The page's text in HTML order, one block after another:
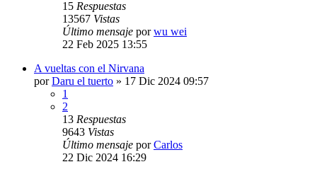
15 Respuestas
13567 Vistas
Último mensaje porwu wei
22 Feb 2025 13:55
A vueltas con el Nirvana
porDaru el tuerto » 17 Dic 2024 09:57
1
2
13 Respuestas
9643 Vistas
Último mensaje porCarlos
22 Dic 2024 16:29